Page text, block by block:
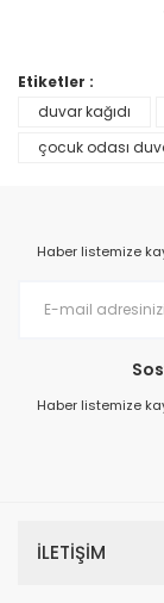
Etiketler :
duvar kağıdı
çocuk odası
Haber listemize
Haber listemize
İLETİŞİM